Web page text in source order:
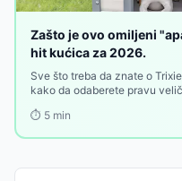
Zašto je ovo omiljeni
hit kućica za 2026.
Sve što treba da znate o
kako da odaberete pravu
⏱️ 5 min